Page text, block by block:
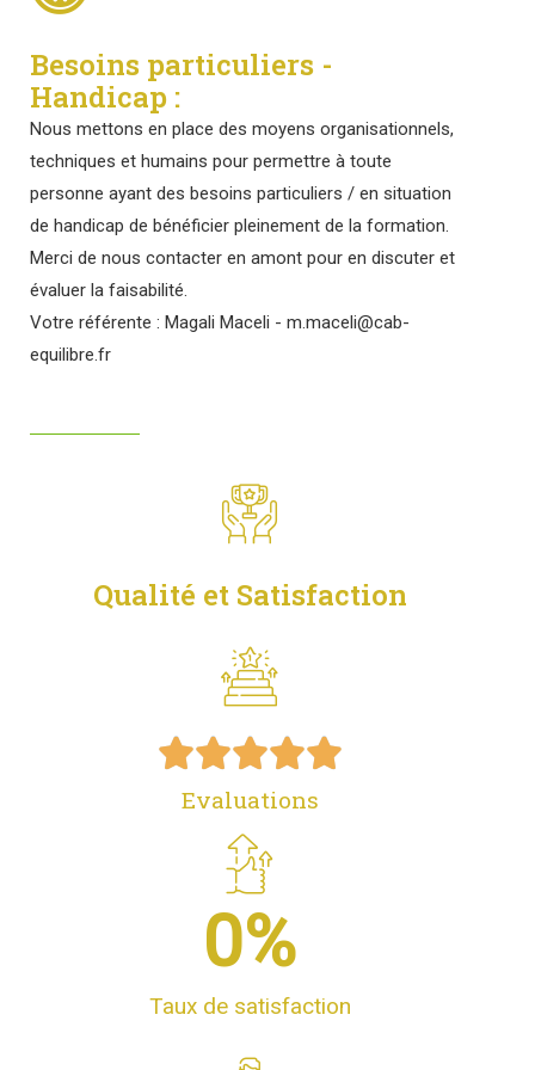
Besoins particuliers -
Handicap :
Nous mettons en place des moyens organisationnels,
techniques et humains pour permettre à toute
personne ayant des besoins particuliers / en situation
de handicap de bénéficier pleinement de la formation.
Merci de nous contacter en amont pour en discuter et
évaluer la faisabilité.
Votre référente : Magali Maceli - m.maceli@cab-
equilibre.fr
Qualité et Satisfaction

Evaluations
0%
Taux de satisfaction